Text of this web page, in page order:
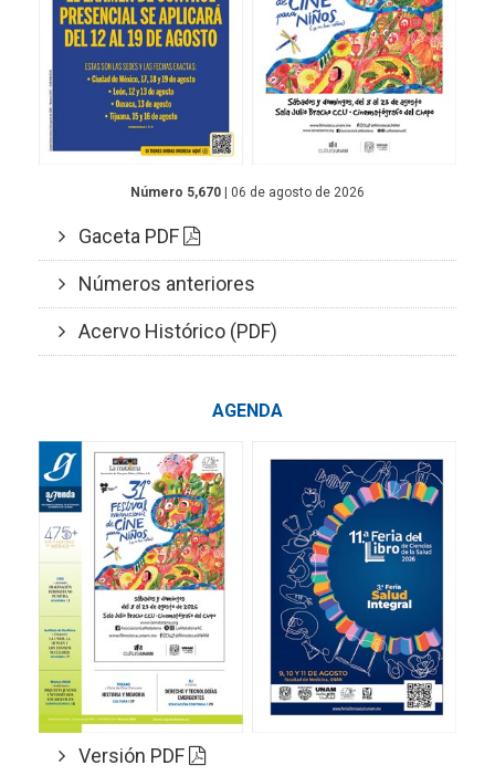
Número 5,670 | 06 de agosto de 2026
Gaceta PDF
Números anteriores
Acervo Histórico (PDF)
AGENDA
Versión PDF